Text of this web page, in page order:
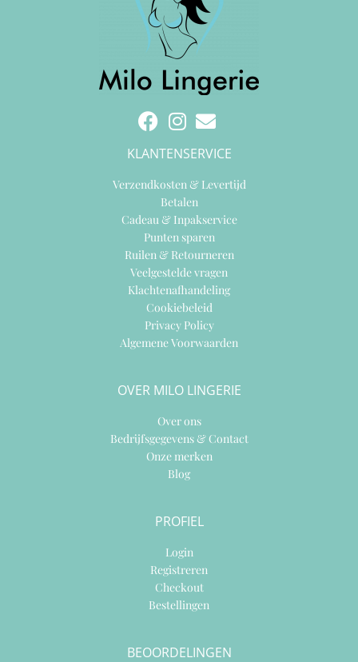
KLANTENSERVICE
Verzendkosten & Levertijd
Betalen
Cadeau & Inpakservice
Punten sparen
Ruilen & Retourneren
Veelgestelde vragen
Klachtenafhandeling
Cookiebeleid
Privacy Policy
Algemene Voorwaarden
OVER MILO LINGERIE
Over ons
Bedrijfsgegevens & Contact
Onze merken
Blog
PROFIEL
Login
Registreren
Checkout
Bestellingen
BEOORDELINGEN